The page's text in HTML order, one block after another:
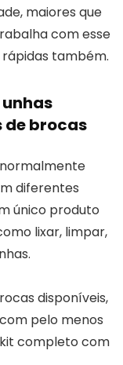
maiores que
com esse
também.
brocas
diferentes
único produto
lixar, limpar,
disponíveis,
pelo menos
completo com